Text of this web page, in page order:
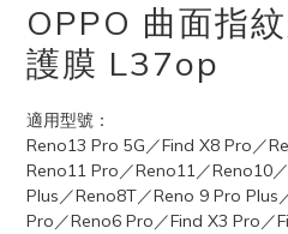
OPPO 曲面指
護膜 L37op
適用型號：
Reno13 Pro 5G／Find X8 Pro／
Reno11 Pro／Reno11／Reno10
Plus／Reno8T／Reno 9 Pro Plus
Pro／Reno6 Pro／Find X3 Pro／